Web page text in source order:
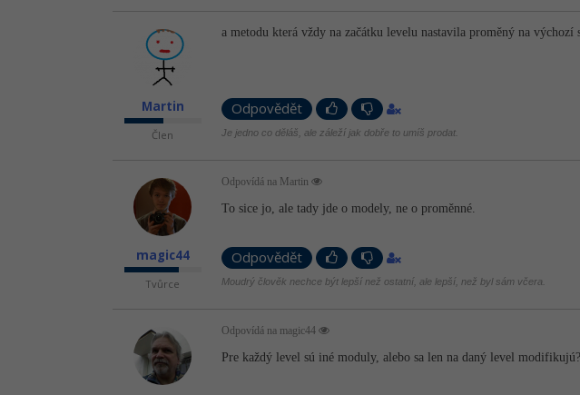
Martin
Člen
a metodu která vždy na začátku levelu nastavila proměný na
Odpovědět
Je jedno co děláš, ale záleží jak dobře to umíš prodat.
magic44
Tvůrce
Odpovídá na Martin
To sice jo, ale tady jde o modely, ne o proměnné.
Odpovědět
Moudrý člověk nechce být lepší než ostatní, ale lepší, než byl sám včera.
Odpovídá na magic44
Pre každý level sú iné moduly, alebo sa len na daný level modifikujú?